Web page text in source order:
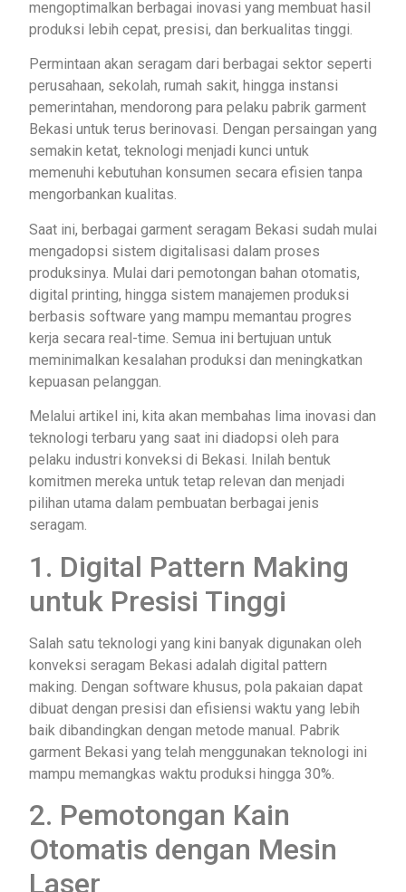
mengoptimalkan berbagai inovasi yang membuat hasil
produksi lebih cepat, presisi, dan berkualitas tinggi.
Permintaan akan seragam dari berbagai sektor seperti
perusahaan, sekolah, rumah sakit, hingga instansi
pemerintahan, mendorong para pelaku pabrik garment
Bekasi untuk terus berinovasi. Dengan persaingan yang
semakin ketat, teknologi menjadi kunci untuk
memenuhi kebutuhan konsumen secara efisien tanpa
mengorbankan kualitas.
Saat ini, berbagai garment seragam Bekasi sudah mulai
mengadopsi sistem digitalisasi dalam proses
produksinya. Mulai dari pemotongan bahan otomatis,
digital printing, hingga sistem manajemen produksi
berbasis software yang mampu memantau progres
kerja secara real-time. Semua ini bertujuan untuk
meminimalkan kesalahan produksi dan meningkatkan
kepuasan pelanggan.
Melalui artikel ini, kita akan membahas lima inovasi dan
teknologi terbaru yang saat ini diadopsi oleh para
pelaku industri konveksi di Bekasi. Inilah bentuk
komitmen mereka untuk tetap relevan dan menjadi
pilihan utama dalam pembuatan berbagai jenis
seragam.
1. Digital Pattern Making
untuk Presisi Tinggi
Salah satu teknologi yang kini banyak digunakan oleh
konveksi seragam Bekasi adalah digital pattern
making. Dengan software khusus, pola pakaian dapat
dibuat dengan presisi dan efisiensi waktu yang lebih
baik dibandingkan dengan metode manual. Pabrik
garment Bekasi yang telah menggunakan teknologi ini
mampu memangkas waktu produksi hingga 30%.
2. Pemotongan Kain
Otomatis dengan Mesin
Laser